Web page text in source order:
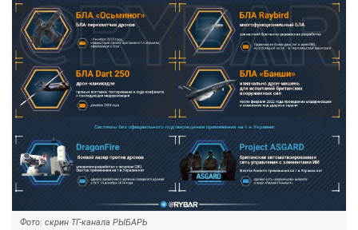
Фото: скрин ТГ-канала РЫБАРЬ